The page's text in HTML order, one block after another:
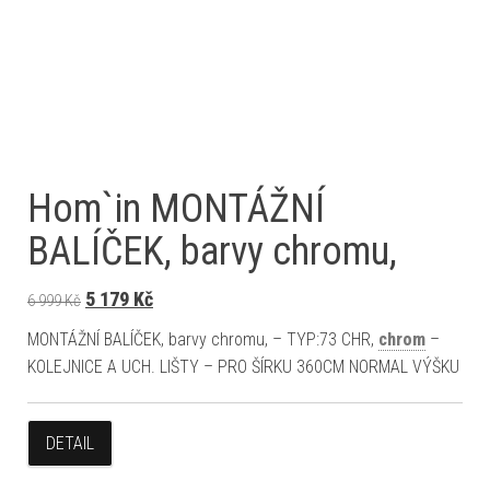
Hom`in MONTÁŽNÍ
BALÍČEK, barvy chromu,
6 999Kč Původní cena byla: 6 999 Kč.
5 179 KčAktuální cena je: 5 179 Kč.
MONTÁŽNÍ BALÍČEK, barvy chromu, – TYP:73 CHR, chrom –
KOLEJNICE A UCH. LIŠTY – PRO ŠÍRKU 360CM NORMAL VÝŠKU
DETAIL